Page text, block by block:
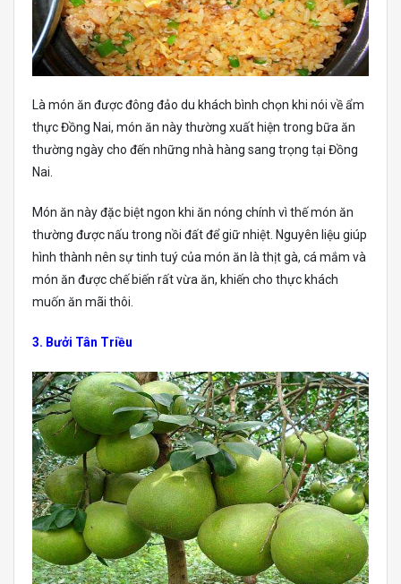
Là món ăn được đông đảo du khách bình chọn khi nói về ẩm
thực Đồng Nai, món ăn này thường xuất hiện trong bữa ăn
thường ngày cho đến những nhà hàng sang trọng tại Đồng
Nai.
Món ăn này đặc biệt ngon khi ăn nóng chính vì thế món ăn
thường được nấu trong nồi đất để giữ nhiệt. Nguyên liệu giúp
hình thành nên sự tinh tuý của món ăn là thịt gà, cá mắm và
món ăn được chế biến rất vừa ăn, khiến cho thực khách
muốn ăn mãi thôi.
3. Bưởi Tân Triều